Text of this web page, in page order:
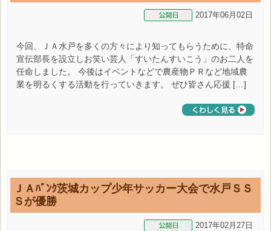
2017年06月02日
今回、ＪＡ水戸を多くの方々により知ってもらうために、特命
宣伝部長を設立しお笑い芸人「すいたんすいこう」のお二人を
任命しました。 今後はイベントなどで農産物ＰＲなど地域農
業を明るくする活動を行っていきます。 ぜひ皆さん応援 […]
ＪＡﾊﾞﾝｸ茨城カップ少年サッカー大会で水戸ＳＳ
Ｓが優勝
2017年02月27日